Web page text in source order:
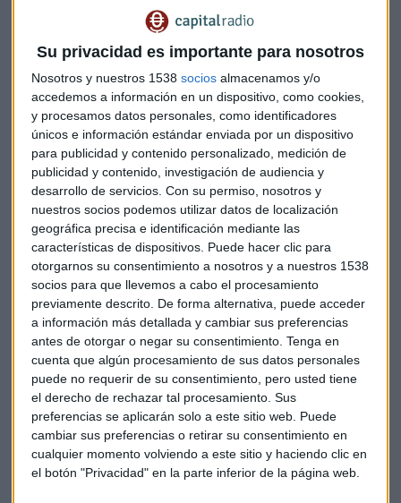
Su privacidad es importante para nosotros
Nosotros y nuestros 1538 socios almacenamos y/o
accedemos a información en un dispositivo, como cookies,
y procesamos datos personales, como identificadores
únicos e información estándar enviada por un dispositivo
para publicidad y contenido personalizado, medición de
publicidad y contenido, investigación de audiencia y
desarrollo de servicios. Con su permiso, nosotros y
nuestros socios podemos utilizar datos de localización
geográfica precisa e identificación mediante las
características de dispositivos. Puede hacer clic para
otorgarnos su consentimiento a nosotros y a nuestros 1538
socios para que llevemos a cabo el procesamiento
previamente descrito. De forma alternativa, puede acceder
a información más detallada y cambiar sus preferencias
antes de otorgar o negar su consentimiento. Tenga en
cuenta que algún procesamiento de sus datos personales
puede no requerir de su consentimiento, pero usted tiene
el derecho de rechazar tal procesamiento. Sus
preferencias se aplicarán solo a este sitio web. Puede
cambiar sus preferencias o retirar su consentimiento en
cualquier momento volviendo a este sitio y haciendo clic en
el botón "Privacidad" en la parte inferior de la página web.
Mercedes Gracia, directora de Grado en ADE, explica cómo
funcionan los estudios en Cunef: